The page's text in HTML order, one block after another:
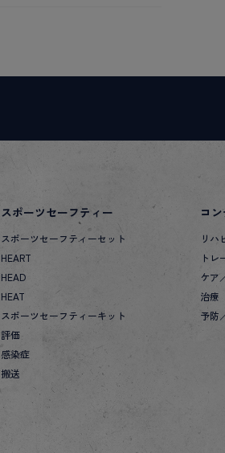
スポーツセーフティー
スポーツセーフティーセット
HEART
HEAD
HEAT
スポーツセーフティーキット
評価
感染症
搬送
コ
リハ
トレ
ケア
治療
予防